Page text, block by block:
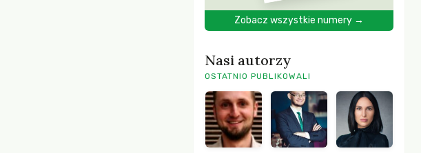
Zobacz wszystkie numery →
Nasi autorzy
OSTATNIO PUBLIKOWALI